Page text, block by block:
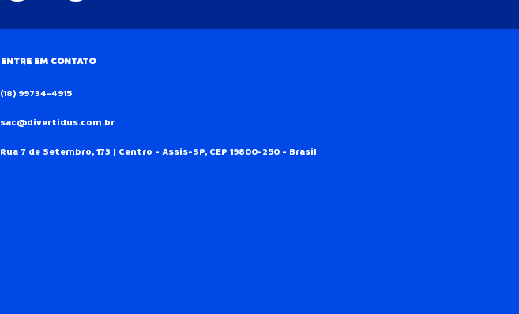
ENTRE EM CONTATO
(18) 99734-4915
sac@divertidus.com.br
Rua 7 de Setembro, 173 | Centro - Assis-SP, CEP 19800-250 - Brasil